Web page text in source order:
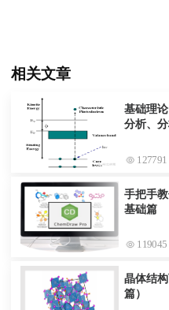
相关文章
基础理
分析、
127791
手把手
基础篇
119045
晶体结
篇）